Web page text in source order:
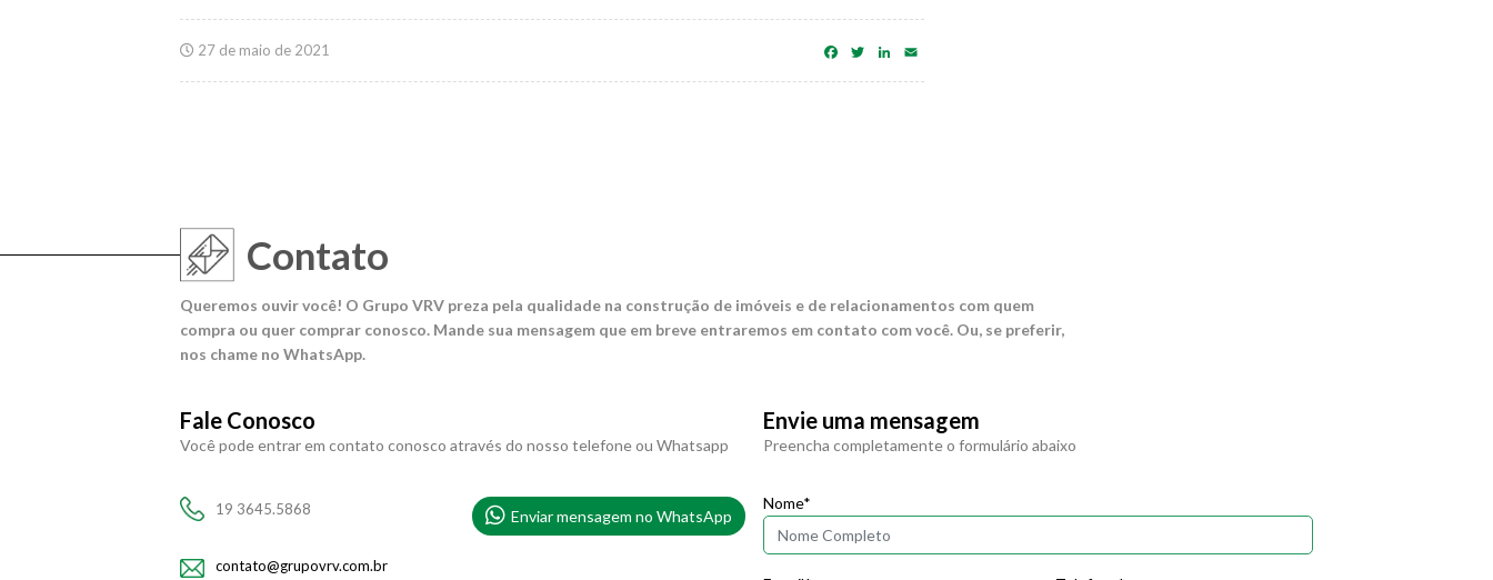
27 de maio de 2021 Facebook
TwitterLinkedIn
Contato
Queremos ouvir você! O Grupo VRV preza pela qualidade na construção de imóveis e de relacionamentos com quem
compra ou quer comprar conosco. Mande sua mensagem que em breve entraremos em contato com você. Ou, se preferir,
nos chame no WhatsApp.
Fale Conosco
Você pode entrar em contato conosco através do nosso telefone ou Whatsapp
19 3645.5868 Enviar mensagem no WhatsApp
contato@grupovrv.com.br
Envie uma mensagem
Preencha completamente o formulário abaixo
Nome*